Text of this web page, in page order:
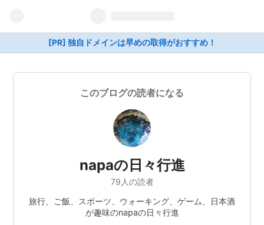
[PR] 独自ドメインは早めの取得がおすすめ！
このブログの読者になる
napaの日々行進
79人の読者
旅行、ご飯、スポーツ、ウォーキング、ゲーム、日本酒
が趣味のnapaの日々行進